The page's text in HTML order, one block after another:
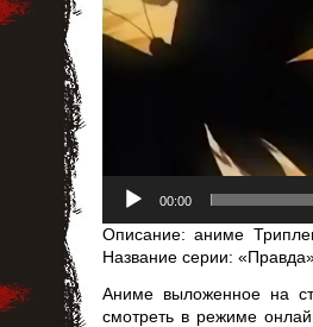
00:00
Описание: аниме
Название серии:
Аниме выложенное на
смотреть в режиме